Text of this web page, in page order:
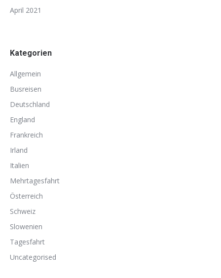
April 2021
Kategorien
Allgemein
Busreisen
Deutschland
England
Frankreich
Irland
Italien
Mehrtagesfahrt
Österreich
Schweiz
Slowenien
Tagesfahrt
Uncategorised